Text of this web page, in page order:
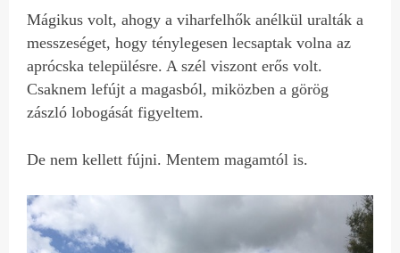
Mágikus volt, ahogy a viharfelhők anélkül uralták a
messzeséget, hogy ténylegesen lecsaptak volna az
aprócska településre. A szél viszont erős volt.
Csaknem lefújt a magasból, miközben a görög
zászló lobogását figyeltem.
De nem kellett fújni. Mentem magamtól is.